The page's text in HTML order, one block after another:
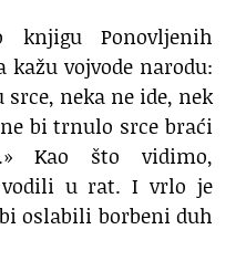
knjigu Ponovljenih
kažu vojvode narodu:
neka ne ide, nek
bi trnulo srce braći
Kao što vidimo,
vodili u rat. I vrlo je
oslabili borbeni duh